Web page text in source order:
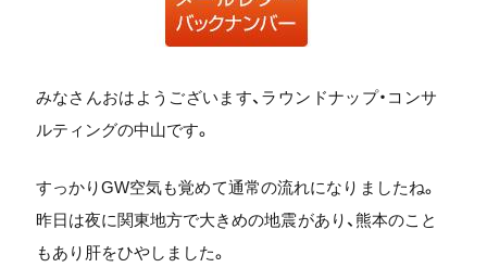
みなさんおはようございます、ラウンドナップ・コンサ
ルティングの中山です。
すっかりGW空気も覚めて通常の流れになりましたね。
昨日は夜に関東地方で大きめの地震があり、熊本のこと
もあり肝をひやしました。